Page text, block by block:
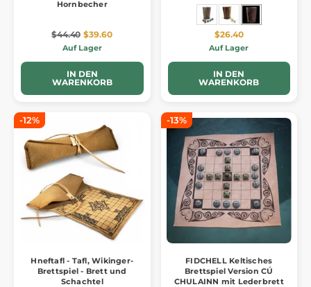
Hornbecher
$44.40 $39.60
Auf Lager
IN DEN
WARENKORB
$26.40
Auf Lager
IN DEN
WARENKORB
-12%
Hneftafl - Tafl, Wikinger-
Brettspiel - Brett und
Schachtel
-13%
FIDCHELL Keltisches
Brettspiel Version CÚ
CHULAINN mit Lederbrett